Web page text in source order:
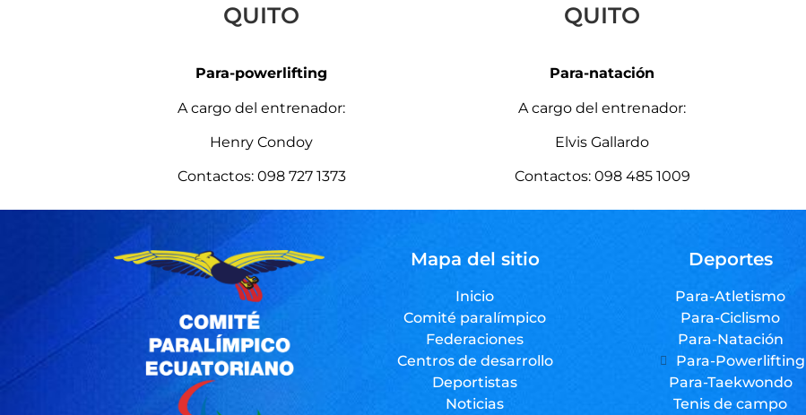
QUITO
Para-powerlifting
A cargo del entrenador:
Henry Condoy
Contactos: 098 727 1373
QUITO
Para-natación
A cargo del entrenador:
Elvis Gallardo
Contactos: 098 485 1009
Mapa del sitio
Inicio
Comité paralímpico
Federaciones
Centros de desarrollo
Deportistas
Noticias
Deportes
Para-Atletismo
Para-Ciclismo
Para-Natación
Para-Powerlifting
Para-Taekwondo
Tenis de campo